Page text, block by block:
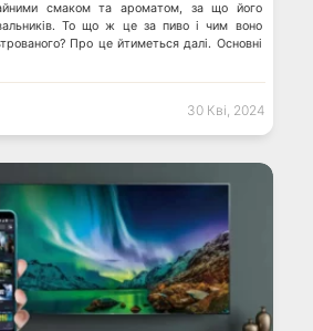
смаком та ароматом, за що його
То що ж це за пиво і чим воно
Про це йтиметься далі. Основні
30 Кві, 2024